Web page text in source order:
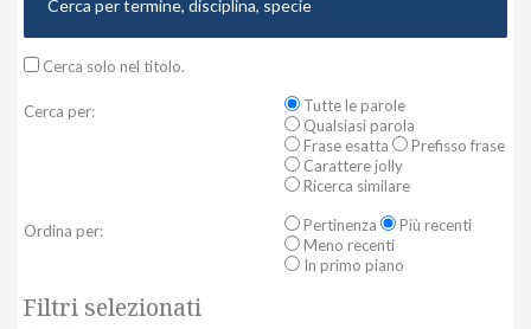
Cerca solo nel titolo.
Cerca per:
Tutte le parole
Qualsiasi parola
Frase esatta
Prefisso frase
Carattere jolly
Ricerca similare
Ordina per: Pertinenza
Più recenti
Meno recenti
In primo piano
Filtri selezionati